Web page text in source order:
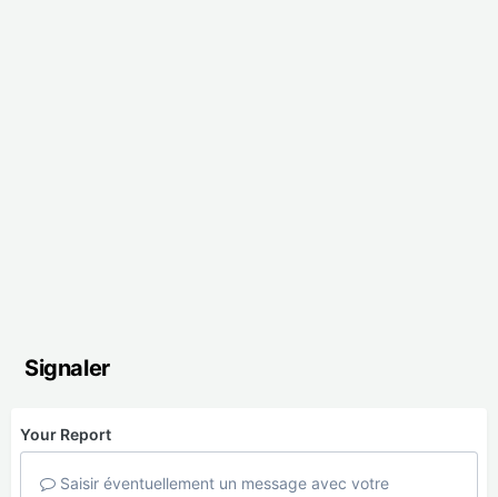
Signaler
Your Report
Saisir éventuellement un message avec votre